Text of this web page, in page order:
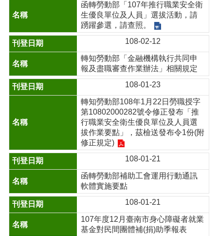
函轉勞動部「107年推行職業安全衛
生優良單位及人員」選拔活動，請
踴躍參選，請查照。
108-02-12
轉知勞動部「金融機構執行共同申
報及盡職審查作業辦法」相關規定
108-01-23
轉知勞動部108年1月22日勞職授字
第10802000282號令修正發布「推
行職業安全衛生優良單位及人員選
拔作業要點」，茲檢送發布令1份(附
修正規定)
108-01-21
函轉勞動部補助工會運用行動通訊
軟體實施要點
108-01-21
107年度12月臺南市身心障礙者就業
基金對民間團體補(捐)助季報表